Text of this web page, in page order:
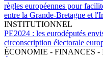
règles européennes pour
entre la Grande-Bretagne et
INSTITUTIONNEL
PE2024 : les eurodéputés
circonscription électorale
ÉCONOMIE - FINANCES -